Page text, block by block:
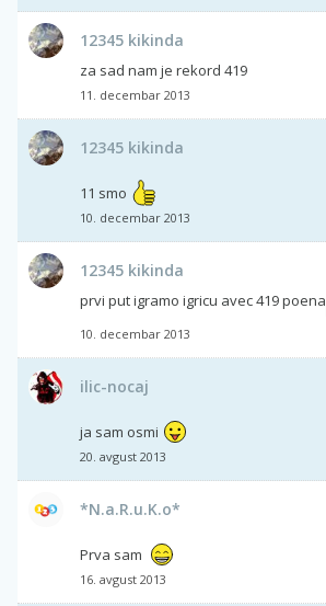
12345 kikinda
za sad nam je rekord 419
11. decembar 2013
12345 kikinda
11 smo
10. decembar 2013
12345 kikinda
prvi put igramo igricu avec 419 poena
10. decembar 2013
ilic-nocaj
ja sam osmi
20. avgust 2013
*N.a.R.u.K.o*
Prva sam
16. avgust 2013